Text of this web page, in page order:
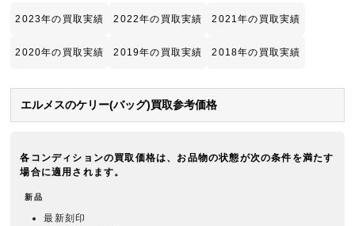
2023年の買取実績 2022年の買取実績 2021年の買取実績
2020年の買取実績 2019年の買取実績 2018年の買取実績
エルメスのケリー(バッグ)買取参考価格
各コンディションの買取価格は、お品物の状態が次の条件を満たす
場合に適用されます。
新品
最新刻印